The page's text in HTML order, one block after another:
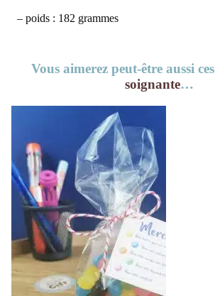
– poids : 182 grammes
Vous aimerez peut-être aussi ces
soignante…